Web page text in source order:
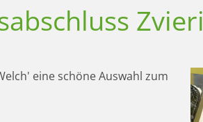
Zvieri
eine schöne Auswahl zum